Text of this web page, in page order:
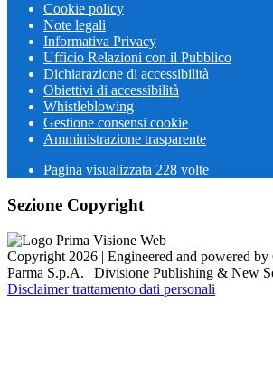
Cookie policy
Note legali
Informativa Privacy
Ufficio Relazioni con il Pubblico
Dichiarazione di accessibilità
Obiettivi di accessibilità
Whistleblowing
Gestione consensi cookie
Amministrazione trasparente
Pagina visualizzata 228 volte
Sezione Copyright
Copyright 2026 | Engineered and powered by
Parma S.p.A. | Divisione Publishing & New
Disclaimer trattamento dati personali